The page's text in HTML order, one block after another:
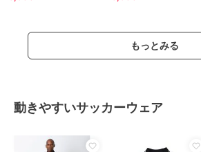
もっとみる
動きやすいサッカーウェア